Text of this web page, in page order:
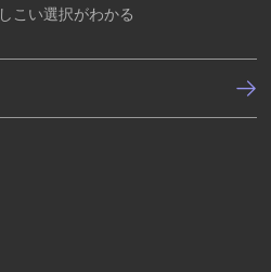
こい選択がわかる